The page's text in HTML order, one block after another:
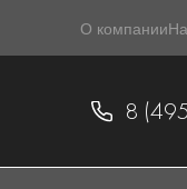
О компании
8